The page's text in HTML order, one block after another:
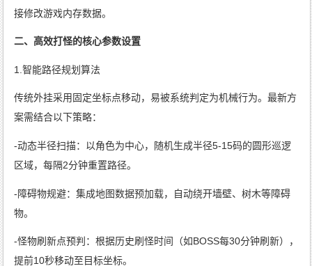
接修改游戏内存数据。
二、高效打怪的核心参数设置
1.智能路径规划算法
传统外挂采用固定坐标点移动，易被系统判定为机械行为。最新方
案需结合以下策略：
-动态半径扫描：以角色为中心，随机生成半径5-15码的圆形巡逻
区域，每隔2分钟重置路径。
-障碍物规避：集成地图数据预加载，自动绕开墙壁、树木等障碍
物。
-怪物刷新点预判：根据历史刷怪时间（如BOSS每30分钟刷新），
提前10秒移动至目标坐标。